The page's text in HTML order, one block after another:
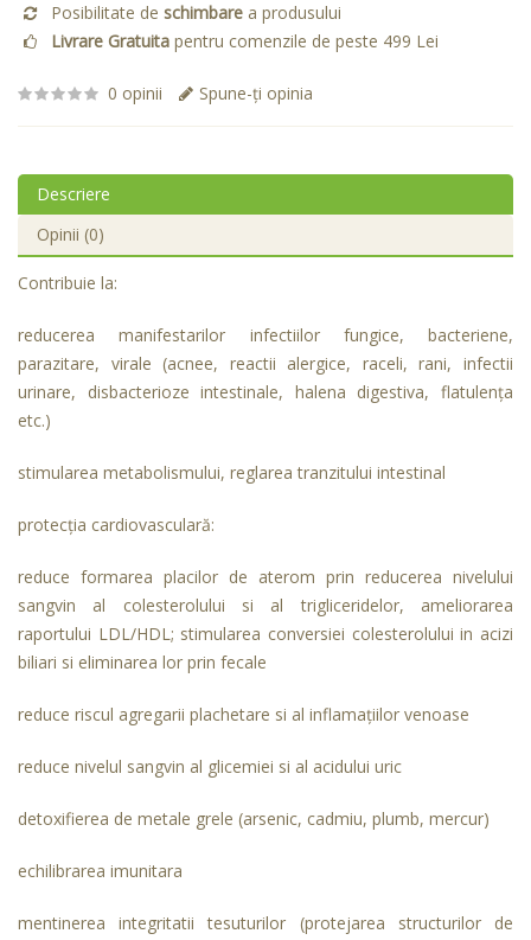
Posibilitate de schimbare a produsului
Livrare Gratuita pentru comenzile de peste 499 Lei
0 opinii Spune-ţi opinia
Descriere
Opinii (0)
Contribuie la:
reducerea manifestarilor infectiilor fungice, bacteriene,
parazitare, virale (acnee, reactii alergice, raceli, rani, infectii
urinare, disbacterioze intestinale, halena digestiva, flatulenţa
etc.)
stimularea metabolismului, reglarea tranzitului intestinal
protecţia cardiovasculară:
reduce formarea placilor de aterom prin reducerea nivelului
sangvin al colesterolului si al trigliceridelor, ameliorarea
raportului LDL/HDL; stimularea conversiei colesterolului in acizi
biliari si eliminarea lor prin fecale
reduce riscul agregarii plachetare si al inflamaţiilor venoase
reduce nivelul sangvin al glicemiei si al acidului uric
detoxifierea de metale grele (arsenic, cadmiu, plumb, mercur)
echilibrarea imunitara
mentinerea integritatii tesuturilor (protejarea structurilor de